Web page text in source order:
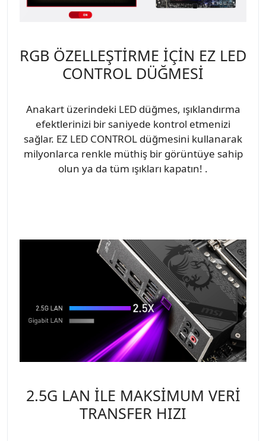
RGB ÖZELLEŞTİRME İÇİN EZ LED
CONTROL DÜĞMESİ
Anakart üzerindeki LED düğmes, ışıklandırma
efektlerinizi bir saniyede kontrol etmenizi
sağlar. EZ LED CONTROL düğmesini kullanarak
milyonlarca renkle müthiş bir görüntüye sahip
olun ya da tüm ışıkları kapatın! .
2.5G LAN İLE MAKSİMUM VERİ
TRANSFER HIZI